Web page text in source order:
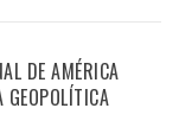
DE AMÉRICA
GEOPOLÍTICA